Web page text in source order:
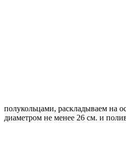
полукольцами, раскладываем на
диаметром не менее 26 см. и